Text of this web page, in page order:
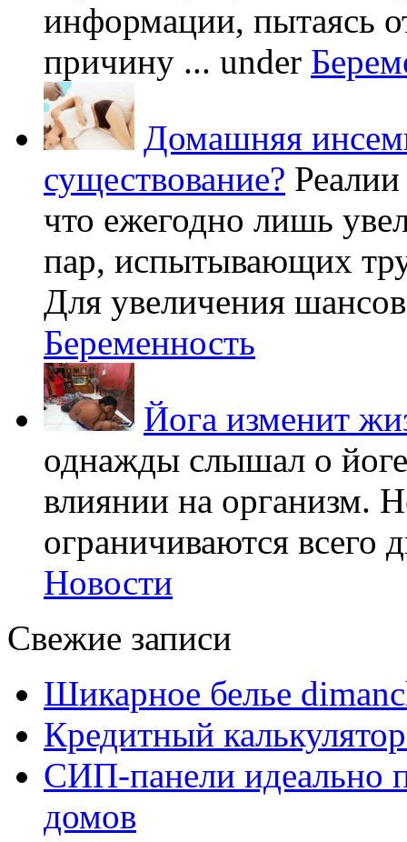
информации, пытаясь
причину ... under
Домашняя
существование?
что ежегодно лишь
пар, испытывающих
Для увеличения
Беременность
Йога изменит
однажды слышал о
влиянии на организм.
ограничиваются всего
Новости
Свежие записи
Шикарное белье
Кредитный
СИП-панели идеально
домов